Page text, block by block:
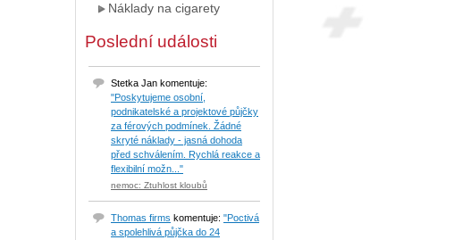
Náklady na cigarety
Poslední události
Stetka Jan komentuje:
"Poskytujeme osobní,
podnikatelské a projektové půjčky
za férových podmínek. Žádné
skryté náklady - jasná dohoda
před schválením. Rychlá reakce a
flexibilní možn..."
nemoc: Ztuhlost kloubů
Thomas firms komentuje: "Poctivá
a spolehlivá půjčka do 24